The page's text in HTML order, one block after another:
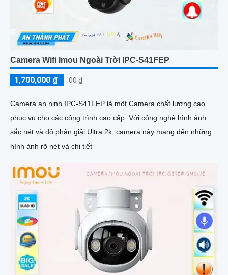
Camera Wifi Imou Ngoài Trời IPC-S41FEP
1,700,000 ₫ 00 ₫
Camera an ninh IPC-S41FEP là một Camera chất lượng cao
phục vụ cho các công trình cao cấp. Với công nghệ hình ảnh
sắc nét và độ phân giải Ultra 2k, camera này mang đến những
hình ảnh rõ nét và chi tiết